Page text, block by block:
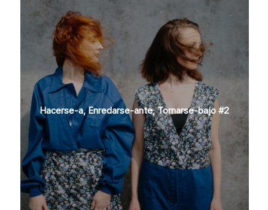
Hacerse-a, Enredarse-ante, Tornarse-bajo #2